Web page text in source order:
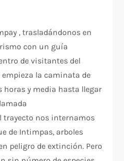
, trasladándonos en
con un guía
de visitantes del
empieza la caminata de
horas y media hasta llegar
trayecto nos internamos
de Intimpas, arboles
peligro de extinción. Pero